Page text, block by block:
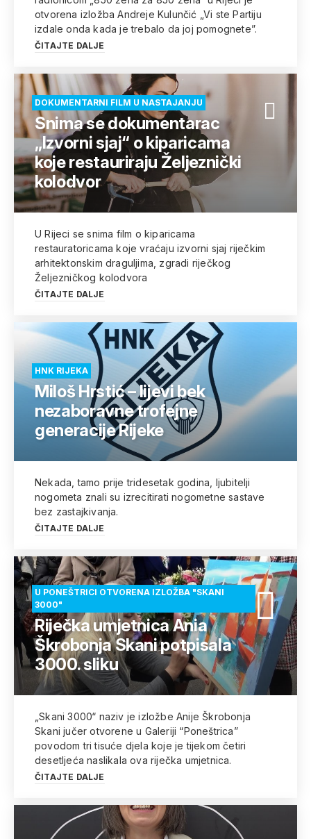
otvorena izložba Andreje Kulunčić „Vi ste Partiju
izdale onda kada je trebalo da joj pomognete”.
ČITAJTE DALJE
DOKUMENTARNI FILM U NASTAJANJU
Snima se dokumentarac
„Izvorni sjaj“ o kiparicama
koje restauriraju Željeznički
kolodvor
U Rijeci se snima film o kiparicama
restauratoricama koje vraćaju izvorni sjaj riječkim
arhitektonskim draguljima, zgradi riječkog
Željezničkog kolodvora
ČITAJTE DALJE
HNK RIJEKA
Miloš Hrstić – lijevi bek
nezaboravne trofejne
generacije Rijeke
Nekada, tamo prije tridesetak godina, ljubitelji
nogometa znali su izrecitirati nogometne sastave
bez zastajkivanja.
ČITAJTE DALJE
U PONEŠTRICI OTVORENA IZLOŽBA "SKANI
3000"
Riječka umjetnica Ania
Škrobonja Skani potpisala
3000. sliku
„Skani 3000“ naziv je izložbe Anije Škrobonja
Skani jučer otvorene u Galeriji “Poneštrica”
povodom tri tisuće djela koje je tijekom četiri
desetljeća naslikala ova riječka umjetnica.
ČITAJTE DALJE